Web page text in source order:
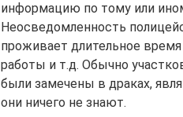
информацию по тому или
Неосведомленность
проживает длительное
работы и т.д. Обычно
были замечены в драках,
они ничего не знают.